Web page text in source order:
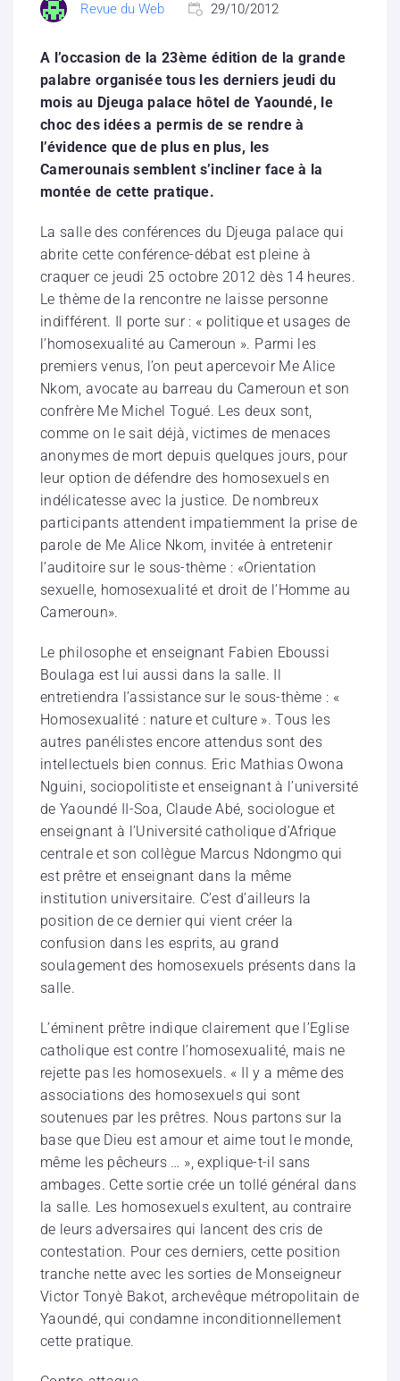
Hébergement solidaire
Revue du Web 29/10/2012
A l’occasion de la 23ème édition de la grande
palabre organisée tous les derniers jeudi du
mois au Djeuga palace hôtel de Yaoundé, le
choc des idées a permis de se rendre à
l’évidence que de plus en plus, les
Camerounais semblent s’incliner face à la
montée de cette pratique.
La salle des conférences du Djeuga palace qui
abrite cette conférence-débat est pleine à
craquer ce jeudi 25 octobre 2012 dès 14 heures.
Le thème de la rencontre ne laisse personne
indifférent. Il porte sur : « politique et usages de
l’homosexualité au Cameroun ». Parmi les
premiers venus, l’on peut apercevoir Me Alice
Nkom, avocate au barreau du Cameroun et son
confrère Me Michel Togué. Les deux sont,
comme on le sait déjà, victimes de menaces
anonymes de mort depuis quelques jours, pour
leur option de défendre des homosexuels en
indélicatesse avec la justice. De nombreux
participants attendent impatiemment la prise de
parole de Me Alice Nkom, invitée à entretenir
l’auditoire sur le sous-thème : «Orientation
sexuelle, homosexualité et droit de l’Homme au
Cameroun».
Le philosophe et enseignant Fabien Eboussi
Boulaga est lui aussi dans la salle. Il
entretiendra l’assistance sur le sous-thème : «
Homosexualité : nature et culture ». Tous les
autres panélistes encore attendus sont des
intellectuels bien connus. Eric Mathias Owona
Nguini, sociopolitiste et enseignant à l’université
de Yaoundé II-Soa, Claude Abé, sociologue et
enseignant à l’Université catholique d’Afrique
centrale et son collègue Marcus Ndongmo qui
est prêtre et enseignant dans la même
institution universitaire. C’est d’ailleurs la
position de ce dernier qui vient créer la
confusion dans les esprits, au grand
soulagement des homosexuels présents dans la
salle.
L’éminent prêtre indique clairement que l’Eglise
catholique est contre l’homosexualité, mais ne
rejette pas les homosexuels. « Il y a même des
associations des homosexuels qui sont
soutenues par les prêtres. Nous partons sur la
base que Dieu est amour et aime tout le monde,
même les pêcheurs … », explique-t-il sans
ambages. Cette sortie crée un tollé général dans
la salle. Les homosexuels exultent, au contraire
de leurs adversaires qui lancent des cris de
contestation. Pour ces derniers, cette position
tranche nette avec les sorties de Monseigneur
Victor Tonyè Bakot, archevêque métropolitain de
Yaoundé, qui condamne inconditionnellement
cette pratique.